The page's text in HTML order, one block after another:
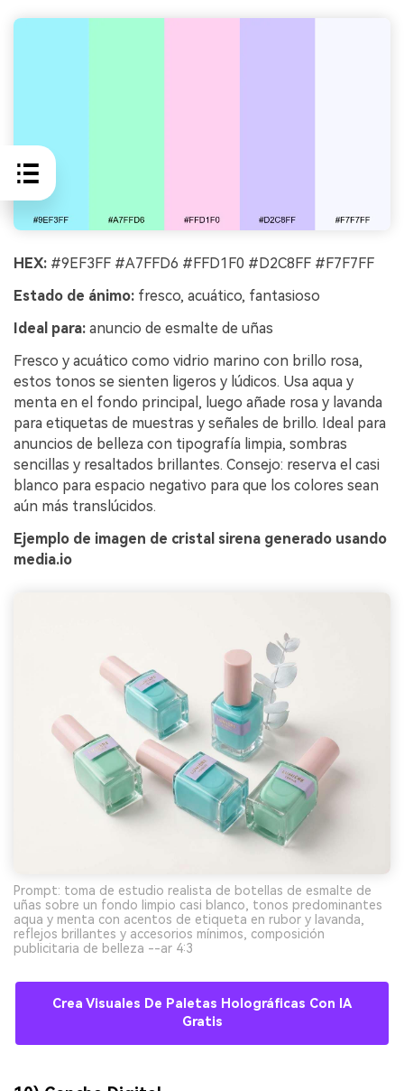
HEX: #9EF3FF #A7FFD6 #FFD1F0 #D2C8FF #F7F7FF
Estado de ánimo: fresco, acuático, fantasioso
Ideal para: anuncio de esmalte de uñas
Fresco y acuático como vidrio marino con brillo rosa,
estos tonos se sienten ligeros y lúdicos. Usa aqua y
menta en el fondo principal, luego añade rosa y lavanda
para etiquetas de muestras y señales de brillo. Ideal para
anuncios de belleza con tipografía limpia, sombras
sencillas y resaltados brillantes. Consejo: reserva el casi
blanco para espacio negativo para que los colores sean
aún más translúcidos.
Ejemplo de imagen de cristal sirena generado usando
media.io
Prompt: toma de estudio realista de botellas de esmalte de
uñas sobre un fondo limpio casi blanco, tonos predominantes
aqua y menta con acentos de etiqueta en rubor y lavanda,
reflejos brillantes y accesorios mínimos, composición
publicitaria de belleza --ar 4:3
Crea Visuales De Paletas Holográficas Con IA
Gratis